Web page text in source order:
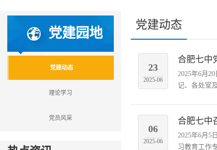
党建园地
党建动态
理论学习
党员风采
党建动态
23
2025-06
合肥七中
2025年6月
记、各处室
06
2025-06
合肥七中
2025年6月5
习教育工作